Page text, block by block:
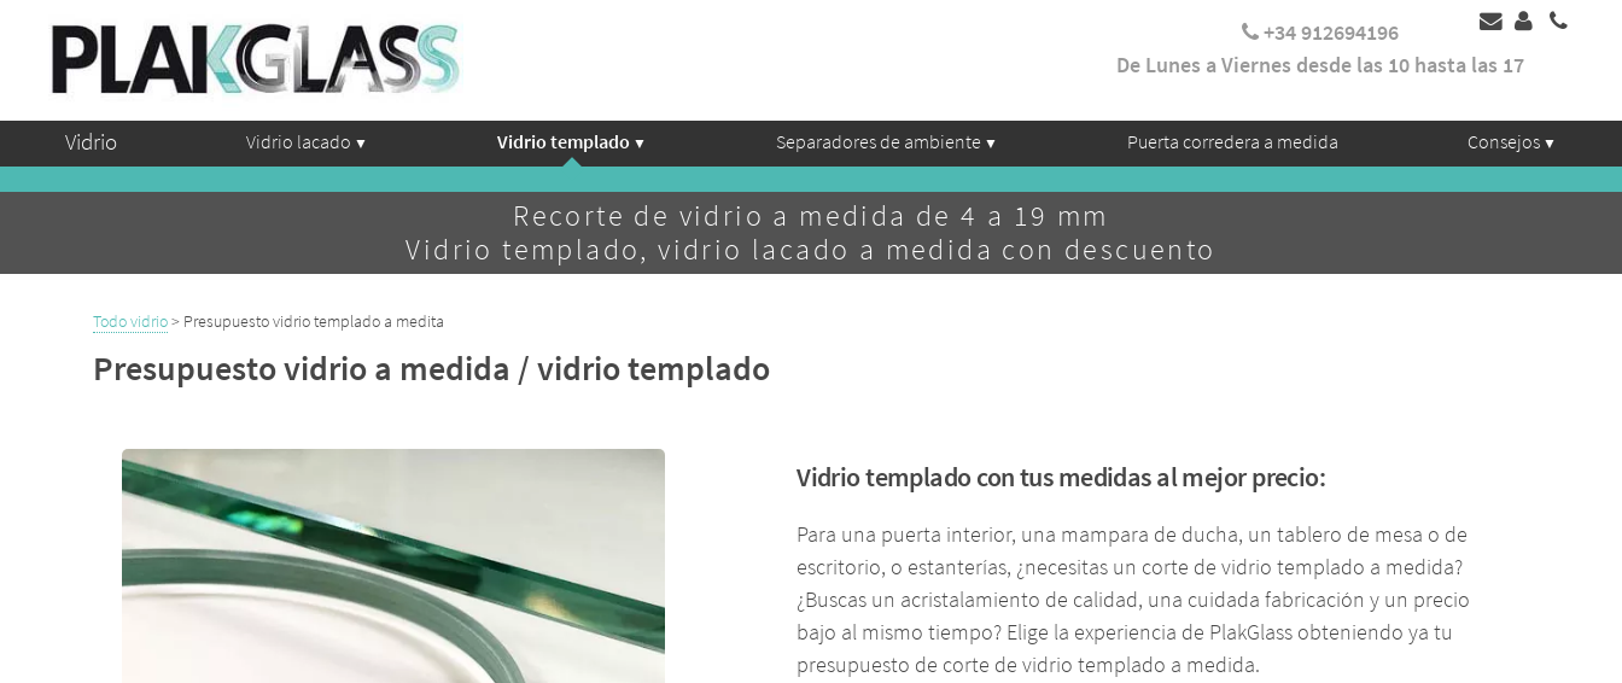
+34 912694196
De Lunes a Viernes desde las 10 hasta las 17
Vidrio Vidrio lacado Vidrio templado Separadores de ambiente Puerta corredera a medida Consejos
Recorte de vidrio a medida de 4 a 19 mm
Vidrio templado, vidrio lacado a medida con descuento
Todo vidrio> Presupuesto vidrio templado a medita
Presupuesto vidrio a medida / vidrio templado
Vidrio templado con tus medidas al mejor precio:
Para una puerta interior, una mampara de ducha, un tablero de mesa o de
escritorio, o estanterías, ¿necesitas un corte de vidrio templado a medida?
¿Buscas un acristalamiento de calidad, una cuidada fabricación y un precio
bajo al mismo tiempo? Elige la experiencia de PlakGlass obteniendo ya tu
presupuesto de corte de vidrio templado a medida.